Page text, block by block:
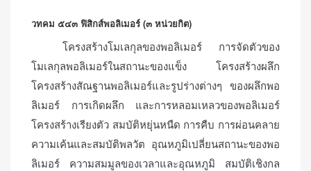
วทคม ๕๔๓ ฟิสิกส์พอลิเมอร์ (๓ หน่วยกิต)
โครงสร้างโมเลกุลของพอลิเมอร์ การจัดตัวของ
โมเลกุลพอลิเมอร์ในสถานะของแข็ง โครงสร้างผลึก
โครงสร้างสัณฐานพอลิเมอร์และรูปร่างต่างๆ ของผลึกพอ
ลิเมอร์ การเกิดผลึก และการหลอมเหลวของพอลิเมอร์
โครงสร้างเรียงตัว สมบัติหยุ่นหนืด การคืบ การผ่อนคลาย
ความเค้นและสมบัติพลวัต อุณหภูมิเปลี่ยนสถานะของพอ
ลิเมอร์ ความสมมูลของเวลาและอุณหภูมิ สมบัติเชิงกล